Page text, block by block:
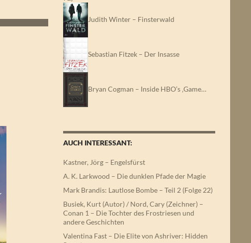
Judith Winter – Finsterwald
Sebastian Fitzek – Der Insasse
Bryan Cogman – Inside HBO’s ‚Game…
AUCH INTERESSANT:
Kastner, Jörg – Engelsfürst
A. K. Larkwood – Die dunklen Pfade der Magie
Mark Brandis: Lautlose Bombe – Teil 2 (Folge 22)
Busiek, Kurt (Autor) / Nord, Cary (Zeichner) –
Conan 1 – Die Tochter des Frostriesen und
andere Geschichten
Valentina Fast – Die Elite von Ashriver: Hidden